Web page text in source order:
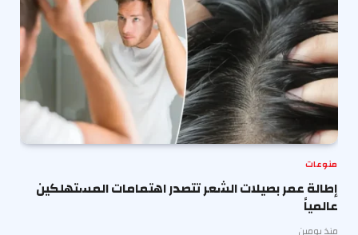
منوعات
إطالة عمر بصيلات الشعر تتصدر اهتمامات المستهلكين
عالمياً
منذ يومين